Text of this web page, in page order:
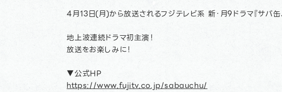
4月13日(月)から放送されるフジテレビ系 新・月9ドラマ『サバ缶
地上波連続ドラマ初主演！
放送をお楽しみに！
▼公式HP
https://www.fujitv.co.jp/sabauchu/